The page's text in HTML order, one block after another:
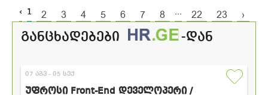
‹ 1 2 3 4 5 6 7 8 ... 22 23 ›